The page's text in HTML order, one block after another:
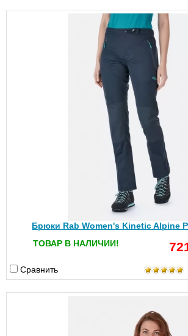
Брюки Rab Women's Kinetic Alpine
ТОВАР В НАЛИЧИИ!
Сравнить